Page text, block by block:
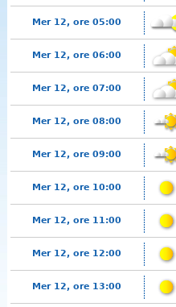
Mer 12, ore 05:00
Mer 12, ore 06:00
Mer 12, ore 07:00
Mer 12, ore 08:00
Mer 12, ore 09:00
Mer 12, ore 10:00
Mer 12, ore 11:00
Mer 12, ore 12:00
Mer 12, ore 13:00